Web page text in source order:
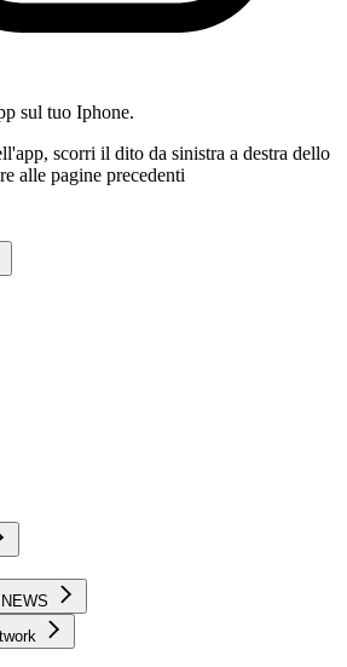
sul tuo Iphone.
scorri il dito da sinistra a destra dello
alle pagine precedenti